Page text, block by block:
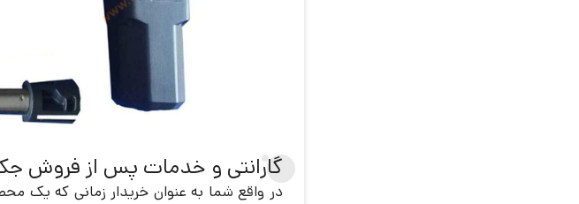
گارانتی و خدمات پس از فروش جک
در واقع شما به عنوان خریدار زمانی که یک